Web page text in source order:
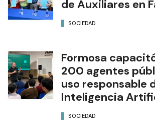
de Auxiliares en
SOCIEDAD
Formosa
200 agentes
uso responsable
Inteligencia
SOCIEDAD